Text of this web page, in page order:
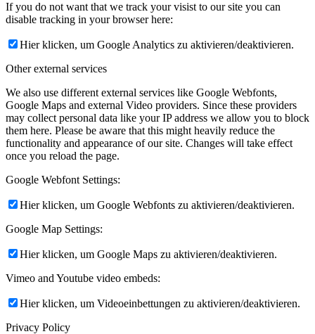
If you do not want that we track your visist to our site you can
disable tracking in your browser here:
Hier klicken, um Google Analytics zu aktivieren/deaktivieren.
Other external services
We also use different external services like Google Webfonts,
Google Maps and external Video providers. Since these providers
may collect personal data like your IP address we allow you to block
them here. Please be aware that this might heavily reduce the
functionality and appearance of our site. Changes will take effect
once you reload the page.
Google Webfont Settings:
Hier klicken, um Google Webfonts zu aktivieren/deaktivieren.
Google Map Settings:
Hier klicken, um Google Maps zu aktivieren/deaktivieren.
Vimeo and Youtube video embeds:
Hier klicken, um Videoeinbettungen zu aktivieren/deaktivieren.
Privacy Policy